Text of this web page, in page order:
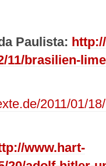
Paulista:
11/brasilien-
2011/01/
www.hart-